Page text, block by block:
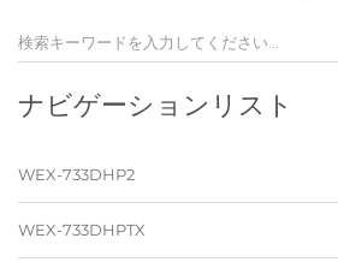
ナビゲーションリスト
WEX-733DHP2
WEX-733DHPTX